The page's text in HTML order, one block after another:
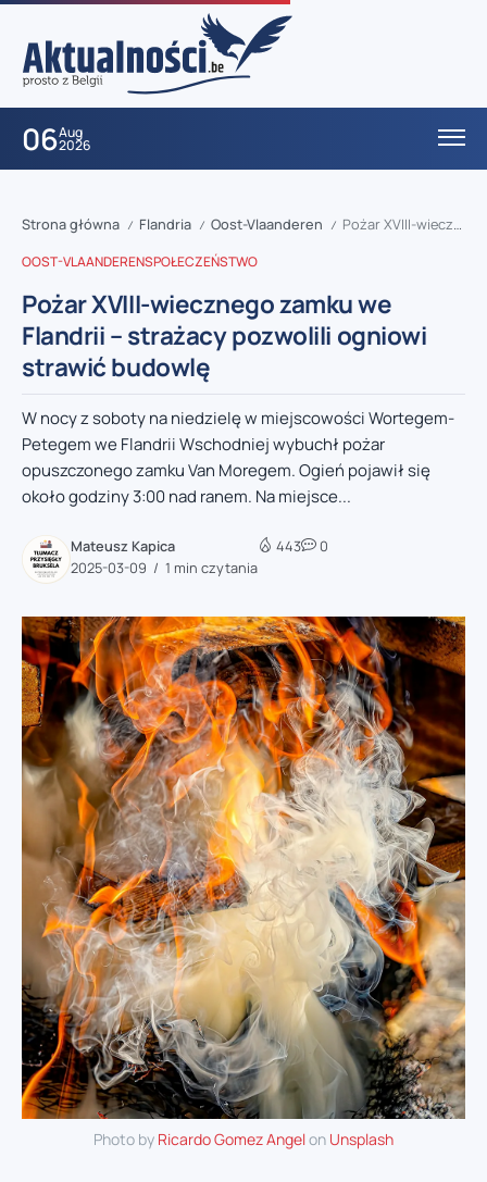
06Aug
2026
Strona główna / Flandria / Oost-Vlaanderen / Pożar XVIII-wiecznego zamku we Flandrii – strażacy pozwolili ogniowi strawić budowlę
OOST-VLAANDERENSPOŁECZEŃSTWO
Pożar XVIII-wiecznego zamku we
Flandrii – strażacy pozwolili ogniowi
strawić budowlę
W nocy z soboty na niedzielę w miejscowości Wortegem-
Petegem we Flandrii Wschodniej wybuchł pożar
opuszczonego zamku Van Moregem. Ogień pojawił się
około godziny 3:00 nad ranem. Na miejsce...
Mateusz Kapica
2025-03-09
1 min czytania
443 0
Photo by Ricardo Gomez Angelon Unsplash